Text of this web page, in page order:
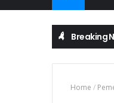
Breaking
Home /